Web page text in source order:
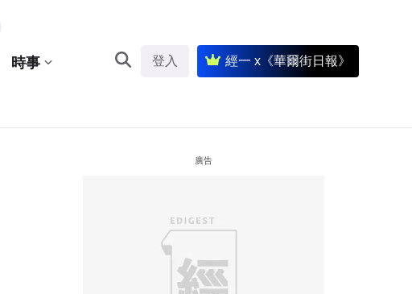
時事 登入 經一 x《華爾街日報》
廣告